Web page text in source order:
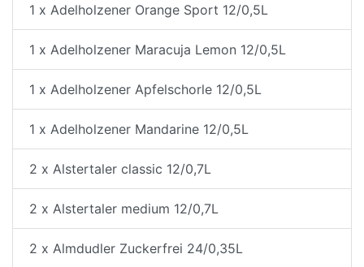
1 x Adelholzener Orange Sport 12/0,5L
1 x Adelholzener Maracuja Lemon 12/0,5L
1 x Adelholzener Apfelschorle 12/0,5L
1 x Adelholzener Mandarine 12/0,5L
2 x Alstertaler classic 12/0,7L
2 x Alstertaler medium 12/0,7L
2 x Almdudler Zuckerfrei 24/0,35L